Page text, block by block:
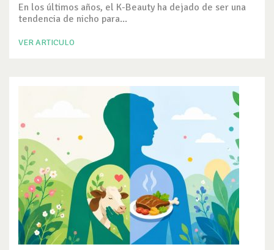
En los últimos años, el K-Beauty ha dejado de ser una
tendencia de nicho para...
VER ARTICULO